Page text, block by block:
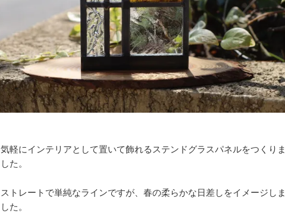
気軽にインテリアとして置いて飾れるステンドグラスパネルをつくりま
した。
ストレートで単純なラインですが、春の柔らかな日差しをイメージしま
した。